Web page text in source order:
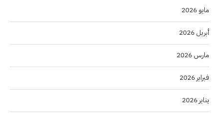
مايو 2026
أبريل 2026
مارس 2026
فبراير 2026
يناير 2026